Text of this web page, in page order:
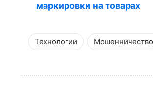
маркировки на товарах
Технологии Мошенничество